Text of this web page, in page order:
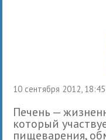
10 сентября 2012, 18:45
Печень —
который
пищеварения,